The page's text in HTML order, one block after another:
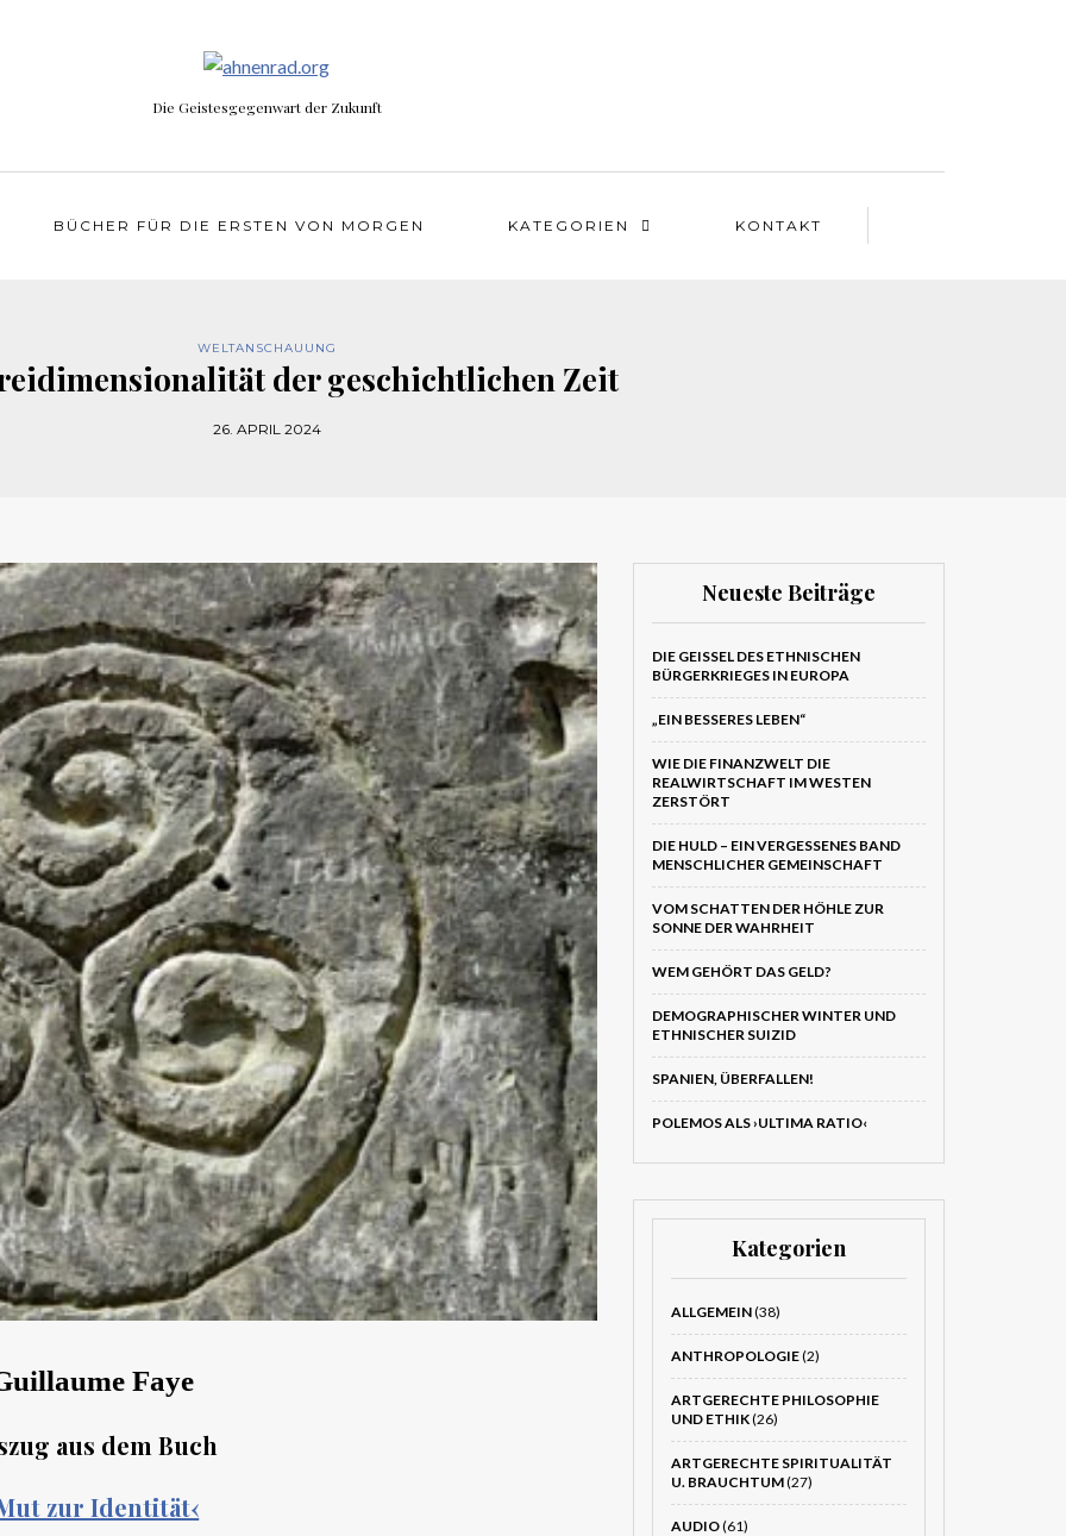
Die Geistesgegenwart der Zukunft
BÜCHER FÜR DIE ERSTEN VON MORGEN KATEGORIEN KONTAKT
WELTANSCHAUUNG
der geschichtlichen Zeit
26. APRIL 2024
Faye
aus dem Buch
zur Identität‹
Neueste Beiträge
DIE GEISSEL DES ETHNISCHEN B
ÜRGERKRIEGES IN EUROPA
„EIN BESSERES LEBEN“
WIE DIE FINANZWELT DIE
REALWIRTSCHAFT IM WESTEN
ZERSTÖRT
DIE HULD – EIN VERGESSENES BAND
MENSCHLICHER GEMEINSCHAFT
VOM SCHATTEN DER HÖHLE ZUR
SONNE DER WAHRHEIT
WEM GEHÖRT DAS GELD?
DEMOGRAPHISCHER WINTER UND
ETHNISCHER SUIZID
SPANIEN, ÜBERFALLEN!
POLEMOS ALS ›ULTIMA RATIO‹
Kategorien
ALLGEMEIN(38)
ANTHROPOLOGIE(2)
ARTGERECHTE PHILOSOPHIE
UND ETHIK(26)
ARTGERECHTE SPIRITUALITÄT
U. BRAUCHTUM(27)
AUDIO(61)